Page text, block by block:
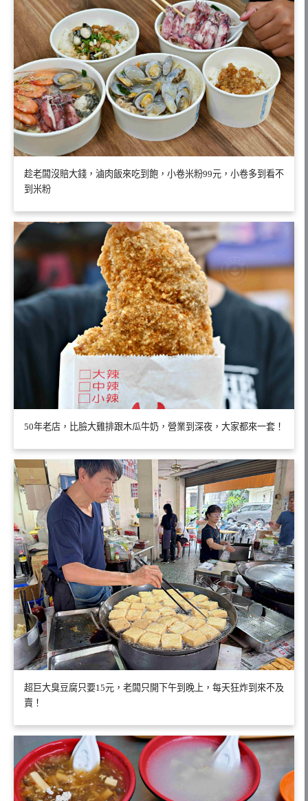
趁老闆沒賠大錢，滷肉飯來吃到飽，小卷米粉99元，小卷多到看不
到米粉
50年老店，比臉大雞排跟木瓜牛奶，營業到深夜，大家都來一套！
超巨大臭豆腐只要15元，老闆只開下午到晚上，每天狂炸到來不及
賣！